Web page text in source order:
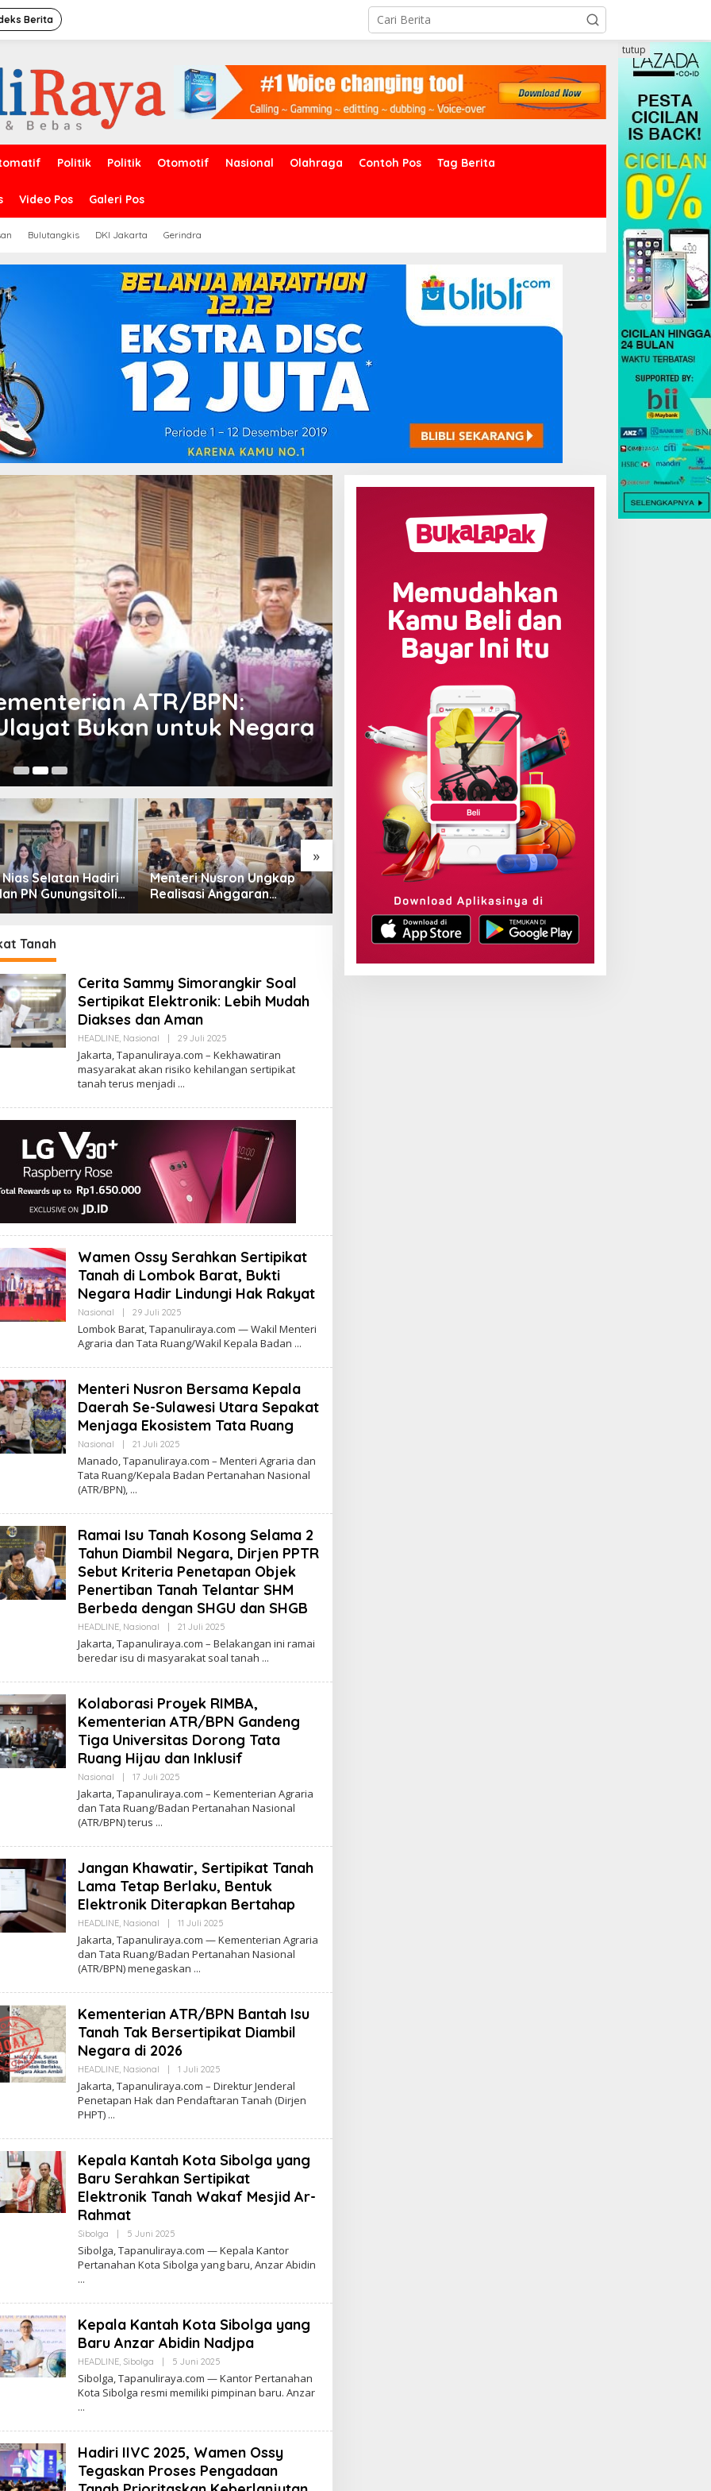
Berita
Politik Politik Otomotif Nasional Olahraga Contoh Pos Tag Berita
Video Pos Galeri Pos
Bulutangkis DKI Jakarta Gerindra
tutup
ATR/BPN:
Bukan untuk Negara
Kantah Nias Selatan dan
Amankan Aset Wakaf lewat
»
Selatan Hadiri
PN Gunungsitoli
Gugatan Sengketa
Menteri Nusron Ungkap
Realisasi Anggaran
ATR/BPN 2025 Tembus
Bantah Ambil Alih,
Kementerian ATR/BPN:
Pendaftaran Tanah Ulayat
Bukan untuk Negara
Sabet Digital Excellence
Awards 2026, Aplikasi
‘Sentuh Tanahku’ ATR/BPN
Raih Top Public Service
App
Tanah
Cerita Sammy Simorangkir Soal
Sertipikat Elektronik: Lebih Mudah
Diakses dan Aman
HEADLINE, Nasional 29 Juli 2025Oleh
Jakarta, Tapanuliraya.com – Kekhawatiran
masyarakat akan risiko kehilangan sertipikat
tanah terus menjadi
Wamen Ossy Serahkan Sertipikat
Tanah di Lombok Barat, Bukti
Negara Hadir Lindungi Hak Rakyat
Nasional 29 Juli 2025Oleh
Lombok Barat, Tapanuliraya.com — Wakil Menteri
Agraria dan Tata Ruang/Wakil Kepala Badan
Menteri Nusron Bersama Kepala
Daerah Se-Sulawesi Utara Sepakat
Menjaga Ekosistem Tata Ruang
Nasional 21 Juli 2025Oleh
Manado, Tapanuliraya.com – Menteri Agraria dan
Tata Ruang/Kepala Badan Pertanahan Nasional
(ATR/BPN),
Ramai Isu Tanah Kosong Selama 2
Tahun Diambil Negara, Dirjen PPTR
Sebut Kriteria Penetapan Objek
Penertiban Tanah Telantar SHM
Berbeda dengan SHGU dan SHGB
HEADLINE, Nasional 21 Juli 2025Oleh
Jakarta, Tapanuliraya.com – Belakangan ini ramai
beredar isu di masyarakat soal tanah
Kolaborasi Proyek RIMBA,
Kementerian ATR/BPN Gandeng
Tiga Universitas Dorong Tata
Ruang Hijau dan Inklusif
Nasional 17 Juli 2025Oleh
Jakarta, Tapanuliraya.com – Kementerian Agraria
dan Tata Ruang/Badan Pertanahan Nasional
(ATR/BPN) terus
Jangan Khawatir, Sertipikat Tanah
Lama Tetap Berlaku, Bentuk
Elektronik Diterapkan Bertahap
HEADLINE, Nasional 11 Juli 2025Oleh
Jakarta, Tapanuliraya.com — Kementerian Agraria
dan Tata Ruang/Badan Pertanahan Nasional
(ATR/BPN) menegaskan
Kementerian ATR/BPN Bantah Isu
Tanah Tak Bersertipikat Diambil
Negara di 2026
HEADLINE, Nasional 1 Juli 2025Oleh
Jakarta, Tapanuliraya.com – Direktur Jenderal
Penetapan Hak dan Pendaftaran Tanah (Dirjen
PHPT)
Kepala Kantah Kota Sibolga yang
Baru Serahkan Sertipikat
Elektronik Tanah Wakaf Mesjid Ar-
Rahmat
Sibolga 5 Juni 2025Oleh
Sibolga, Tapanuliraya.com — Kepala Kantor
Pertanahan Kota Sibolga yang baru, Anzar Abidin
Kepala Kantah Kota Sibolga yang
Baru Anzar Abidin Nadjpa
HEADLINE, Sibolga 5 Juni 2025Oleh
Sibolga, Tapanuliraya.com — Kantor Pertanahan
Kota Sibolga resmi memiliki pimpinan baru. Anzar
Hadiri IIVC 2025, Wamen Ossy
Tegaskan Proses Pengadaan